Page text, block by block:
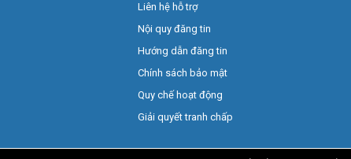
Liên hệ hỗ trợ
Nội quy đăng tin
Hướng dẫn đăng tin
Chính sách bảo mật
Quy chế hoạt động
Giải quyết tranh chấp